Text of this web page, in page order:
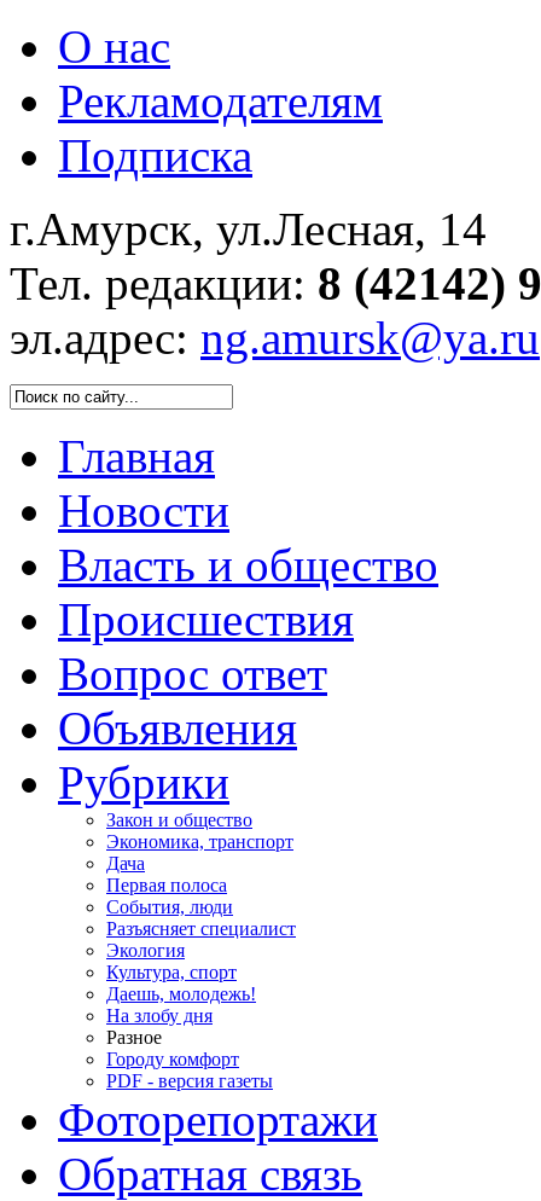
О нас
Рекламодателям
Подписка
г.Амурск, ул.Лесная, 14
Тел. редакции: 8 (42142)
эл.адрес: ng.amursk@ya.ru
Главная
Новости
Власть и общество
Происшествия
Вопрос ответ
Объявления
Рубрики
Закон и общество
Экономика, транспорт
Дача
Первая полоса
События, люди
Разъясняет специалист
Экология
Культура, спорт
Даешь, молодежь!
На злобу дня
Разное
Городу комфорт
PDF - версия газеты
Фоторепортажи
Обратная связь